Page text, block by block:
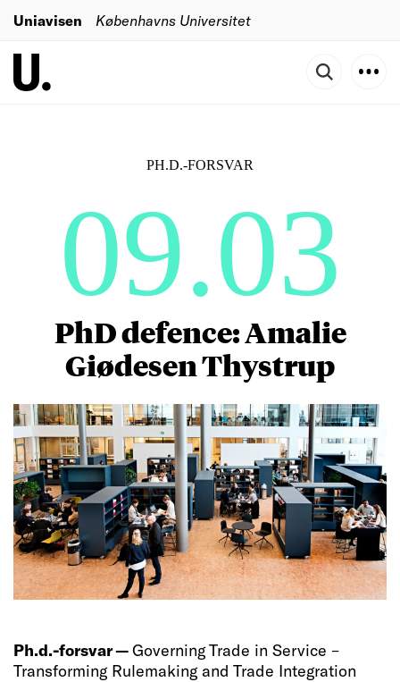
Uniavisen Københavns Universitet
PH.D.-FORSVAR
09.03
PhD defence: Amalie
Giødesen Thystrup
Ph.d.-forsvar —Governing Trade in Service –
Transforming Rulemaking and Trade Integration